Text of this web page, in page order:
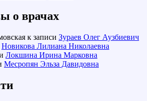
о врачах
к записи Зураев Олег Аузбиевич
Новикова Лилиана Николаевна
Локшина Ирина Марковна
Месропян Эльза Давидовна